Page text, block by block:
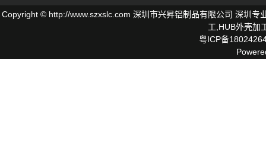
Copyright © http://www.szxslc.com 深圳市兴昇铝制品有限公司 深圳专
工, HUB外壳加
粤ICP备